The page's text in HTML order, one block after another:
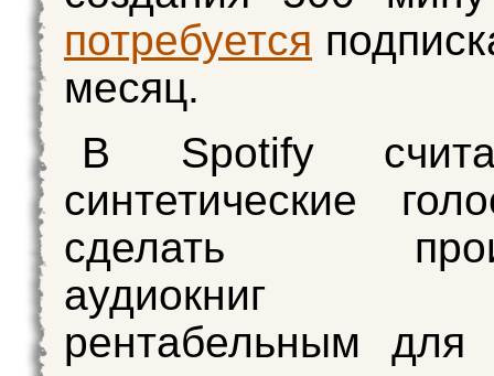
потребуется
месяц.
В Spotify
синтетические
сделать
аудиокниг
рентабельным для